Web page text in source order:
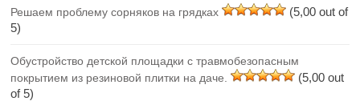
Решаем проблему сорняков на грядках
(5,00 out of
5)
Обустройство детской площадки с травмобезопасным
покрытием из резиновой плитки на даче.
(5,00 out
of 5)